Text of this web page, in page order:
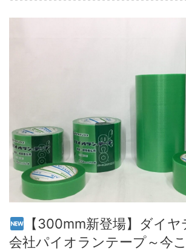
【300mm新登場】ダイ
会社パイオランテープ～今